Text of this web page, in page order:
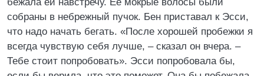
собраны в небрежный пучок. Бен приставал к Эсси,
что надо начать бегать. «После хорошей пробежки я
всегда чувствую себя лучше, – сказал он вчера. –
Тебе стоит попробовать». Эсси попробовала бы,